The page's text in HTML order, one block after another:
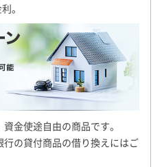
。
金使途自由の商品です。
の貸付商品の借り換えにはご